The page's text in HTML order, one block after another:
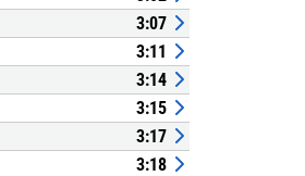
3:07
3:11
3:14
3:15
3:17
3:18